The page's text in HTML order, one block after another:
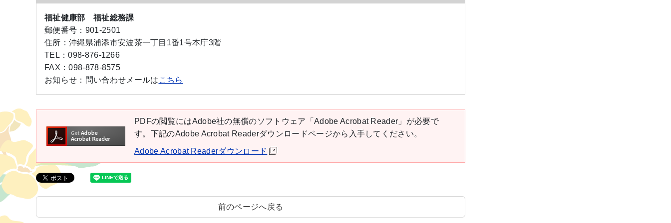
福祉健康部 福祉総務課
郵便番号： 901-2501
住所： 沖縄県浦添市安波茶一丁目1番1号本庁3階
TEL：098-876-1266
FAX：098-878-8575
お知らせ： 問い合わせメールは こちら
PDFの閲覧にはAdobe社の無償のソフトウェア「Adobe Acrobat Reader」が必要で
す。下記のAdobe Acrobat Readerダウンロードページから入手してください。
Adobe Acrobat Readerダウンロード
前のページへ戻る